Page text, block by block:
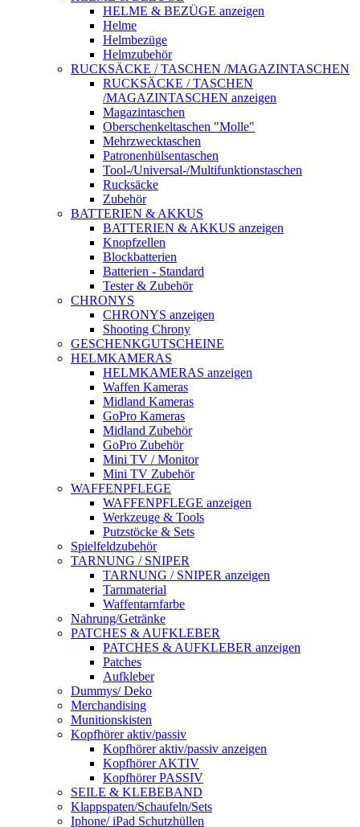
HELME & BEZÜGE anzeigen
Helme
Helmbezüge
Helmzubehör
RUCKSÄCKE / TASCHEN /MAGAZINTASCHEN
RUCKSÄCKE / TASCHEN
/MAGAZINTASCHEN anzeigen
Magazintaschen
Oberschenkeltaschen "Molle"
Mehrzwecktaschen
Patronenhülsentaschen
Tool-/Universal-/Multifunktionstaschen
Rucksäcke
Zubehör
BATTERIEN & AKKUS
BATTERIEN & AKKUS anzeigen
Knopfzellen
Blockbatterien
Batterien - Standard
Tester & Zubehör
CHRONYS
CHRONYS anzeigen
Shooting Chrony
GESCHENKGUTSCHEINE
HELMKAMERAS
HELMKAMERAS anzeigen
Waffen Kameras
Midland Kameras
GoPro Kameras
Midland Zubehör
GoPro Zubehör
Mini TV / Monitor
Mini TV Zubehör
WAFFENPFLEGE
WAFFENPFLEGE anzeigen
Werkzeuge & Tools
Putzstöcke & Sets
Spielfeldzubehör
TARNUNG / SNIPER
TARNUNG / SNIPER anzeigen
Tarnmaterial
Waffentarnfarbe
Nahrung/Getränke
PATCHES & AUFKLEBER
PATCHES & AUFKLEBER anzeigen
Patches
Aufkleber
Dummys/ Deko
Merchandising
Munitionskisten
Kopfhörer aktiv/passiv
Kopfhörer aktiv/passiv anzeigen
Kopfhörer AKTIV
Kopfhörer PASSIV
SEILE & KLEBEBAND
Klappspaten/Schaufeln/Sets
Iphone/ iPad Schutzhüllen